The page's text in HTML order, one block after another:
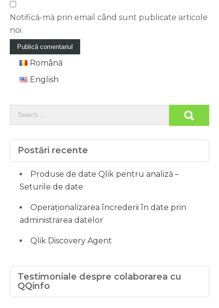
Notifică-mă prin email când sunt publicate articole
noi.
Română
English
Postări recente
Produse de date Qlik pentru analiză –
Seturile de date
Operaționalizarea încrederii în date prin
administrarea datelor
Qlik Discovery Agent
Testimoniale despre colaborarea cu
QQinfo